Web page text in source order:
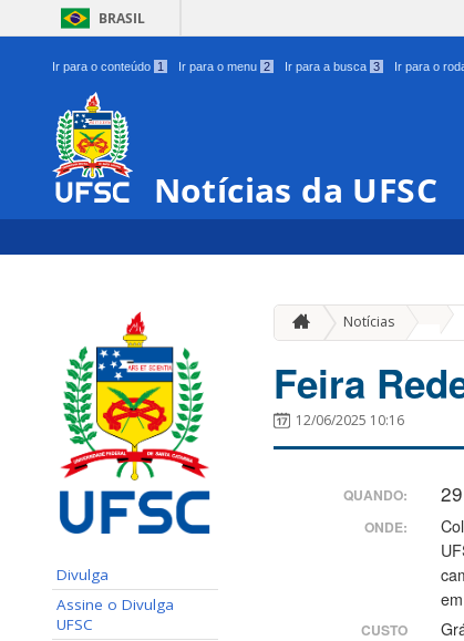
BRASIL
Ir para o conteúdo 1 Ir para o menu 2 Ir para a busca 3 Ir para o
Notícias da UFSC
Divulga
Assine o Divulga
UFSC
Notícias
Feira
12/06/2025 10:16
QUANDO:
ONDE:
CUSTO